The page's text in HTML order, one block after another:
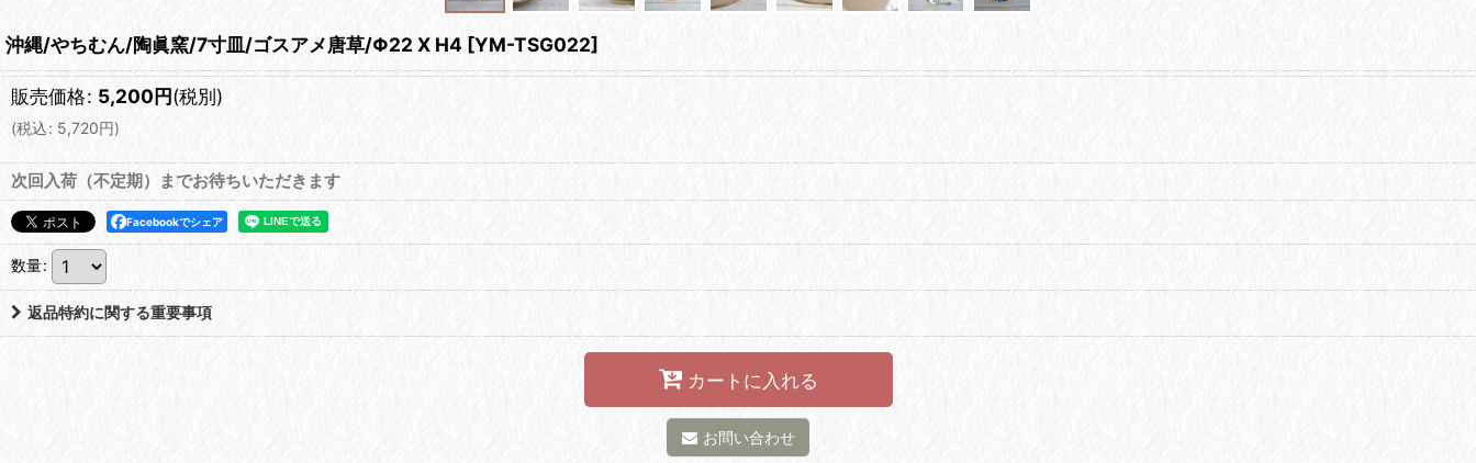
沖縄/やちむん/陶眞窯/7寸皿/ゴスアメ唐草/Φ22 X H4 [YM-TSG022]
販売価格: 5,200円(税別)
(税込: 5,720円)
次回入荷（不定期）までお待ちいただきます
Facebookでシェア
数量:
返品特約に関する重要事項
カートに入れる
お問い合わせ